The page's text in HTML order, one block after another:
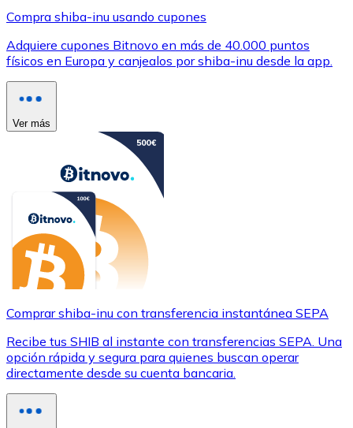
Compra shiba-inu usando cupones
Adquiere cupones Bitnovo en más de 40.000 puntos
físicos en Europa y canjealos por shiba-inu desde la app.
Ver más
Comprar shiba-inu con transferencia instantánea SEPA
Recibe tus SHIB al instante con transferencias SEPA. Una
opción rápida y segura para quienes buscan operar
directamente desde su cuenta bancaria.